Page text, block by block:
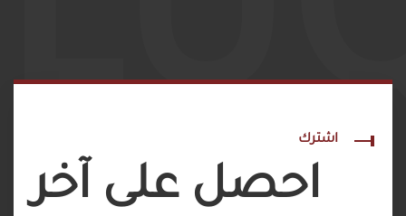
اشترك
احصل على آخر